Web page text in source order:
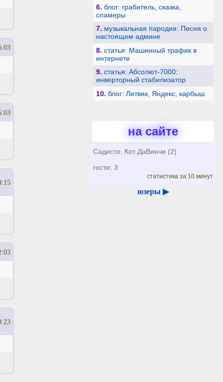
6. блог: грабитель, сказка,
спамеры
7. музыкальная пародия: Песня о
настоящем админе
8. статья: Машинный трафик в
интернете
9. статья: Абсолют-7000:
инверторный стабилизатор
10. блог: Литвяк, Яндекс, карбыш
на сайте
Садисто, Кот ДаВинчи (2)
гости: 3
статистика за 10 минут
юзеры ▶